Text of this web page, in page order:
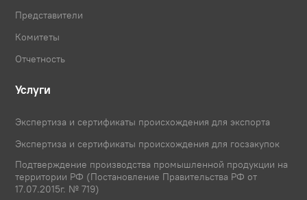
Представители
Комитеты
Отчетность
Услуги
Экспертиза и сертификаты происхождения для экспорта
Экспертиза и сертификаты происхождения для госзакупок
Подтверждение производства промышленной продукции на
территории РФ (Постановление Правительства РФ от
17.07.2015г. № 719)